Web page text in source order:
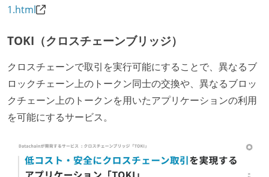
1.html
TOKI（クロスチェーンブリッジ）
クロスチェーンで取引を実行可能にすることで、異なるブ
ロックチェーン上のトークン同士の交換や、異なるブロッ
クチェーン上のトークンを用いたアプリケーションの利用
を可能にするサービス。